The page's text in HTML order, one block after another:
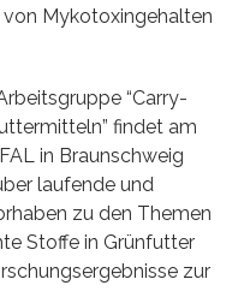
Mykotoxingehalten
“Carry-
findet am
in Braunschweig
laufende und
zu den Themen
Stoffe in Grünfutter
zur